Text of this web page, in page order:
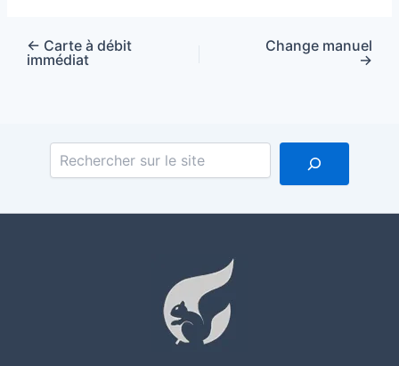
← Carte à débit
immédiat
Change manuel
→